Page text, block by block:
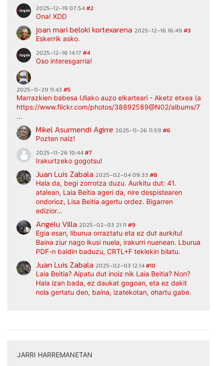
2025-12-19 07:54#2
Ona! XDD
joan mari beloki kortexarena 2025-12-16 16:49 #3
Eskerrik asko.
2025-12-16 14:17 #4
Oso interesgarria!
2025-11-29 11:43 #5
Marrazkien babesa Uliako auzo elkarteari - Aketz etxea
https://www.flickr.com/photos/38892589@N02/albums/
...
Mikel Asurmendi Agirre 2025-11-26 11:59 #6
Pozten naiz!
2025-11-26 10:44#7
Irakurtzeko gogotsu!
Juan Luis Zabala 2025-02-04 09:33 #8
Hala da, begi zorrotza duzu. Aurkitu dut: 41.
atalean, Laia Beitia ageri da, nire despistearen
ondorioz, Lisa Beitia agertu ordez. Bigarren
edizior...
Angelu Villa 2025-02-03 21:11 #9
Egia esan, liburua orraztatu eta ez dut aurkitu!
Baina ziur nago ikusi nuela, irakurri nuenean. Lburua
PDF-n baldin baduzu, CRTL+F teklekin bilatu.
Juan Luis Zabala 2025-02-03 12:14#10
Laia Beitia? Aipatu dut inoiz nik Laia Beitia? Non?
Hala izan bada, ez daukat gogoan, eta ez dakit
nola gertatu den, baina, izatekotan, ohartu gabe.
JARRI HARREMANETAN